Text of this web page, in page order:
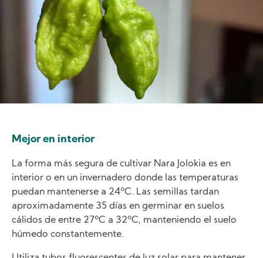
Mejor en interior
La forma más segura de cultivar Nara Jolokia es en
interior o en un invernadero donde las temperaturas
puedan mantenerse a 24ºC. Las semillas tardan
aproximadamente 35 días en germinar en suelos
cálidos de entre 27ºC a 32ºC, manteniendo el suelo
húmedo constantemente.